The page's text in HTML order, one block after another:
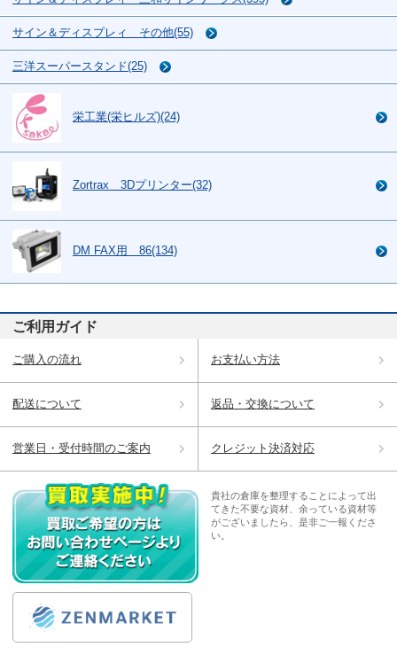
サイン＆ディスプレィ その他(55)
三洋スーパースタンド(25)
栄工業(栄ヒルズ)(24)
Zortrax 3Dプリンター(32)
DM FAX用 86(134)
ご利用ガイド
ご購入の流れ お支払い方法
配送について 返品・交換について
営業日・受付時間のご案内 クレジット決済対応
貴社の倉庫を整理することによって出
てきた不要な資材、余っている資材等
がございましたら、是非ご一報くださ
い。